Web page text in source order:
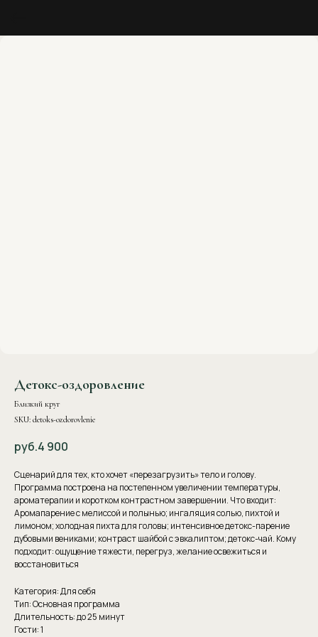
Детокс-оздоровление
Близкий круг
SKU: detoks-ozdorovlenie
руб.4 900
Сценарий для тех, кто хочет «перезагрузить» тело и голову.
Программа построена на постепенном увеличении температуры,
ароматерапии и коротком контрастном завершении. Что входит:
Аромапарение с мелиссой и полынью; ингаляция солью, пихтой и
лимоном; холодная пихта для головы; интенсивное детокс-парение
дубовыми вениками; контраст шайбой с эвкалиптом; детокс-чай. Кому
подходит: ощущение тяжести, перегруз, желание освежиться и
восстановиться
Категория: Для себя
Тип: Основная программа
Длительность: до 25 минут
Гости: 1